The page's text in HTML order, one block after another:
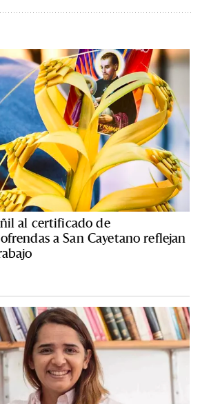
al certificado de
a San Cayetano reflejan